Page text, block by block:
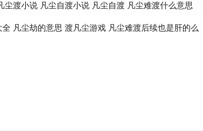
尘渡小说 凡尘自渡小说 凡尘自渡 凡尘难渡什么意思
全 凡尘劫的意思 渡凡尘游戏 凡尘难渡后续也是肝的么